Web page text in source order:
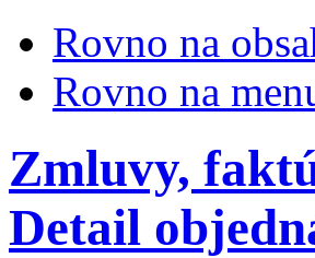
Rovno na
Rovno na
Zmluvy,
Detail